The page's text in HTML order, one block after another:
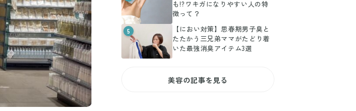
も!?ワキガになりやすい人の特
徴って？
5
【におい対策】思春期男子臭と
たたかう三兄弟ママがたどり着
いた最強消臭アイテム3選
美容の記事を見る